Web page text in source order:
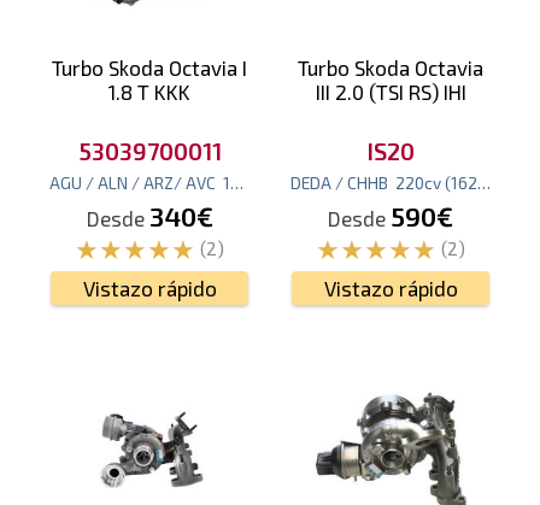
Turbo Skoda Octavia I
1.8 T KKK
53039700011
AGU / ALN / ARZ/ AVC 150 (110kw)
Desde 340€
(2)
Vistazo rápido
Turbo Skoda Octavia
III 2.0 (TSI RS) IHI
IS20
DEDA / CHHB 220cv(162kw
Desde 590€
(2)
Vistazo rápido